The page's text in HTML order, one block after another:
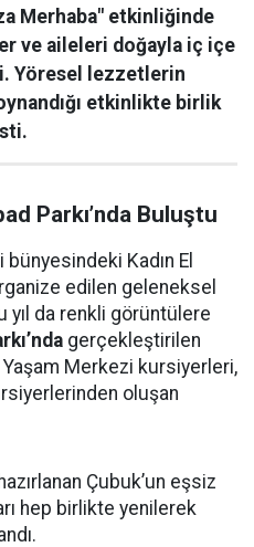
Merhaba" etkinliğinde
ve aileleri doğayla iç içe
Yöresel lezzetlerin
etkinlikte birlik
Parkı’nda Buluştu
Kadın El
edilen geleneksel
yıl da renkli görüntülere
gerçekleştirilen
Merkezi kursiyerleri,
oluşan
Çubuk’un eşsiz
hep birlikte yenilerek